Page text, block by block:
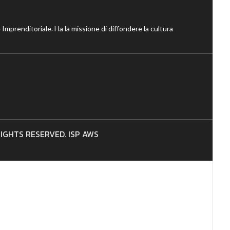
Ha la missione di diffondere la cultura
RESERVED. ISP AWS